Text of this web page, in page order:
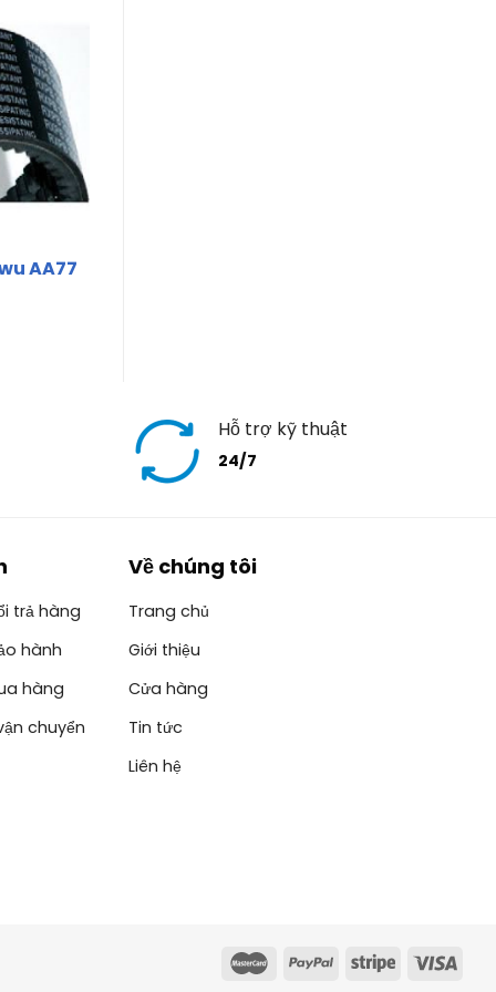
AA77
Hỗ trợ kỹ thuật
24/7
trả hàng
hành
hàng
chuyển
Về chúng tôi
Trang chủ
Giới thiệu
Cửa hàng
Tin tức
Liên hệ